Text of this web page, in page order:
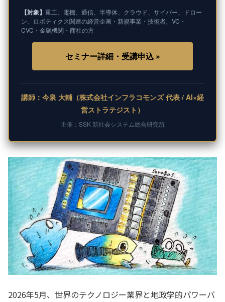
【対象】 重工、電機、通信、半導体、クラウド、サイバー、ドロー
ン、ロボティクス関連の経営企画・新規事業・技術者、VC・
CVC・金融機関・商社の方
セミナー詳細・受講申込 »
講師：今泉 大輔（株式会社インフラコモンズ 代表 / AI×経
営ストラテジスト）
主催：SSK 新社会システム総合研究所
2026年5月、世界のテクノロジー業界と地政学的パワーバ